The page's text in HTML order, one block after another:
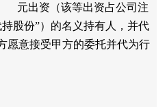
元出资（该等出资占公司注
股份”）的名义持有人，并代
愿意接受甲方的委托并代为行